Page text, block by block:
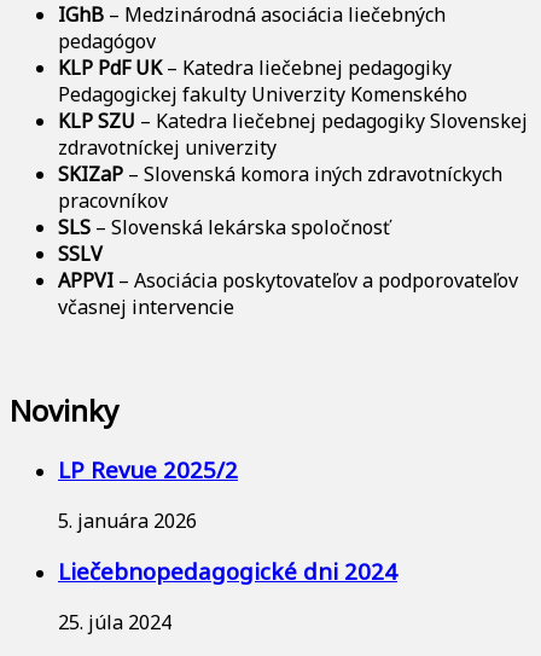
IGhB – Medzinárodná asociácia liečebných
pedagógov
KLP PdF UK– Katedra liečebnej pedagogiky
Pedagogickej fakulty Univerzity Komenského
KLP SZU – Katedra liečebnej pedagogiky Slovenskej
zdravotníckej univerzity
SKIZaP – Slovenská komora iných zdravotníckych
pracovníkov
SLS – Slovenská lekárska spoločnosť
SSLV
APPVI – Asociácia poskytovateľov a podporovateľov
včasnej intervencie
Novinky
LP Revue 2025/2
5. januára 2026
Liečebnopedagogické dni 2024
25. júla 2024